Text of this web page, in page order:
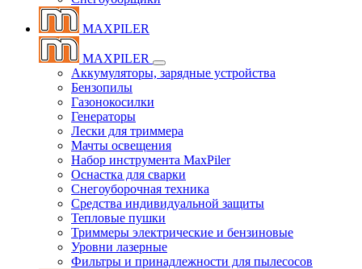
MAXPILER
MAXPILER
Аккумуляторы, зарядные устройства
Бензопилы
Газонокосилки
Генераторы
Лески для триммера
Мачты освещения
Набор инструмента MaxPiler
Оснастка для сварки
Снегоуборочная техника
Средства индивидуальной защиты
Тепловые пушки
Триммеры электрические и бензиновые
Уровни лазерные
Фильтры и принадлежности для пылесосов